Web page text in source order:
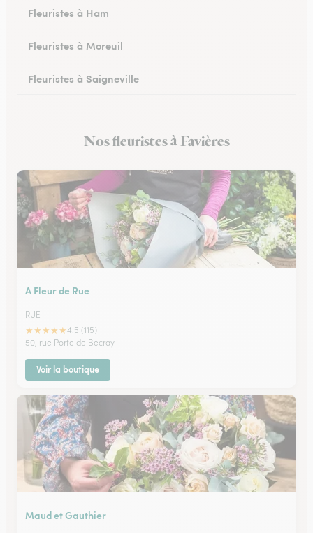
Fleuristes à Ham
Fleuristes à Moreuil
Fleuristes à Saigneville
Fleuristes à CorbieNos fleuristes à Favières
A Fleur de Rue
RUE
★★★★★4.5 (115)
50, rue Porte de Becray
Voir la boutique
Maud et Gauthier